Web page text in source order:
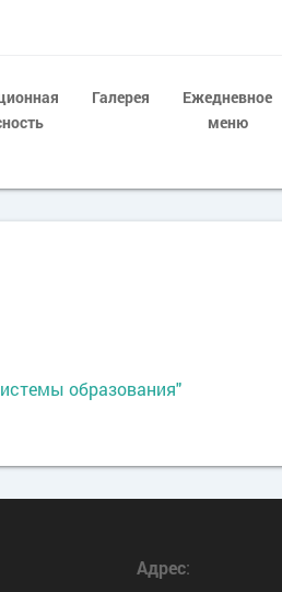
Галерея
Ежедневное
меню
образования"
Адрес: